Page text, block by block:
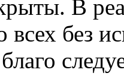
В
всех без